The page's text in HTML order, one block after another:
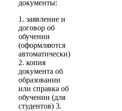
документы:
1. заявление и
договор об
обучении
(оформляются
автоматически)
2. копия
документа об
образовании
или справка об
обучении (для
студентов) 3.